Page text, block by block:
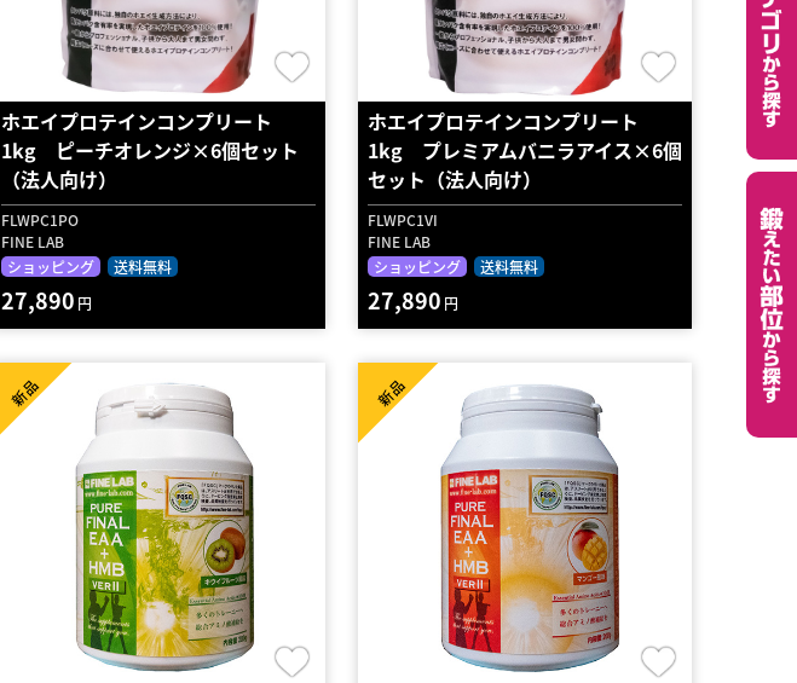
ホエイプロテインコンプリート
1kg ピーチオレンジ×6個セット
（法人向け）
FLWPC1PO
FINE LAB
ショッピング
送料無料
27,890 円
ホエイプロテインコンプリート
1kg プレミアムバニラアイス×6個
セット（法人向け）
FLWPC1VI
FINE LAB
ショッピング
送料無料
27,890 円
新品 新品